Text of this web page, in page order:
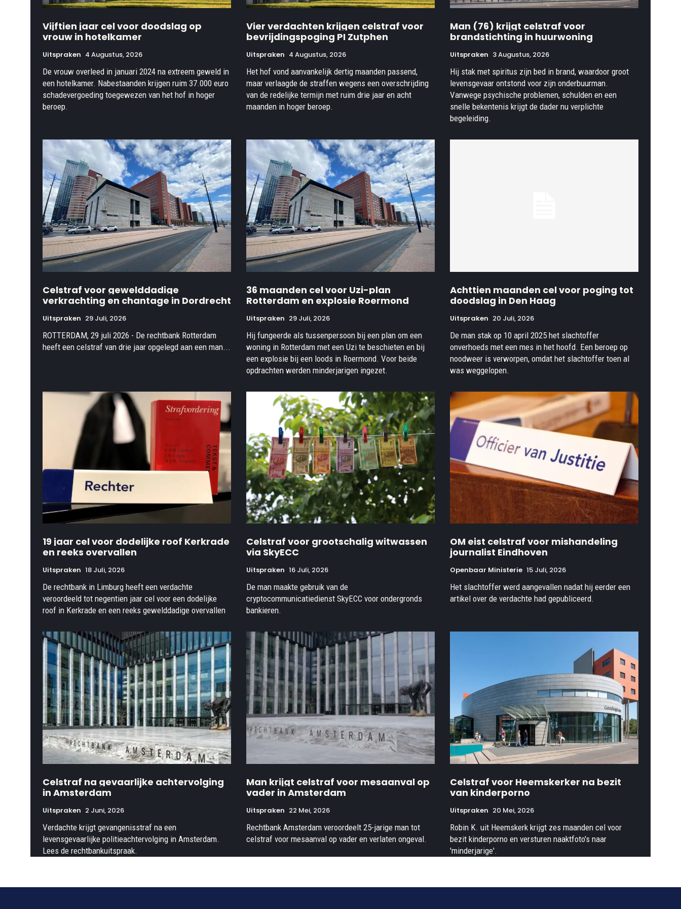
Vijftien jaar cel voor doodslag op
vrouw in hotelkamer
Uitspraken 4 Augustus, 2026
De vrouw overleed in januari 2024 na extreem geweld in
een hotelkamer. Nabestaanden krijgen ruim 37.000 euro
schadevergoeding toegewezen van het hof in hoger
beroep.
Vier verdachten krijgen celstraf voor
bevrijdingspoging PI Zutphen
Uitspraken 4 Augustus, 2026
Het hof vond aanvankelijk dertig maanden passend,
maar verlaagde de straffen wegens een overschrijding
van de redelijke termijn met ruim drie jaar en acht
maanden in hoger beroep.
Man (76) krijgt celstraf voor
brandstichting in huurwoning
Uitspraken 3 Augustus, 2026
Hij stak met spiritus zijn bed in brand, waardoor groot
levensgevaar ontstond voor zijn onderbuurman.
Vanwege psychische problemen, schulden en een
snelle bekentenis krijgt de dader nu verplichte
begeleiding.
Celstraf voor gewelddadige
verkrachting en chantage in Dordrecht
Uitspraken 29 Juli, 2026
ROTTERDAM, 29 juli 2026 - De rechtbank Rotterdam
heeft een celstraf van drie jaar opgelegd aan een man...
36 maanden cel voor Uzi-plan
Rotterdam en explosie Roermond
Uitspraken 29 Juli, 2026
Hij fungeerde als tussenpersoon bij een plan om een
woning in Rotterdam met een Uzi te beschieten en bij
een explosie bij een loods in Roermond. Voor beide
opdrachten werden minderjarigen ingezet.
Achttien maanden cel voor poging tot
doodslag in Den Haag
Uitspraken 20 Juli, 2026
De man stak op 10 april 2025 het slachtoffer
onverhoeds met een mes in het hoofd. Een beroep op
noodweer is verworpen, omdat het slachtoffer toen al
was weggelopen.
19 jaar cel voor dodelijke roof Kerkrade
en reeks overvallen
Uitspraken 18 Juli, 2026
De rechtbank in Limburg heeft een verdachte
veroordeeld tot negentien jaar cel voor een dodelijke
roof in Kerkrade en een reeks gewelddadige overvallen
Celstraf voor grootschalig witwassen
via SkyECC
Uitspraken 16 Juli, 2026
De man maakte gebruik van de
cryptocommunicatiedienst SkyECC voor ondergronds
bankieren.
OM eist celstraf voor mishandeling
journalist Eindhoven
Openbaar Ministerie 15 Juli, 2026
Het slachtoffer werd aangevallen nadat hij eerder een
artikel over de verdachte had gepubliceerd.
Celstraf na gevaarlijke achtervolging
in Amsterdam
Uitspraken 2 Juni, 2026
Verdachte krijgt gevangenisstraf na een
levensgevaarlijke politieachtervolging in Amsterdam.
Lees de rechtbankuitspraak.
Man krijgt celstraf voor mesaanval op
vader in Amsterdam
Uitspraken 22 Mei, 2026
Rechtbank Amsterdam veroordeelt 25-jarige man tot
celstraf voor mesaanval op vader en verlaten ongeval.
Celstraf voor Heemskerker na bezit
van kinderporno
Uitspraken 20 Mei, 2026
Robin K. uit Heemskerk krijgt zes maanden cel voor
bezit kinderporno en versturen naaktfoto's naar
'minderjarige'.